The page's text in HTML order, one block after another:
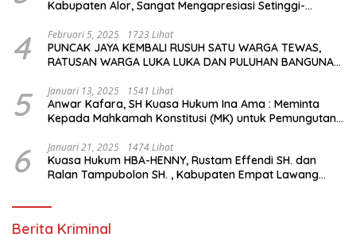
Kabupaten Alor, Sangat Mengapresiasi Setinggi-
dan Bapak Rey Mencabut Gugatannya ke MK
4 Februari 5, 2025 1723 Lihat
PUNCAK JAYA KEMBALI RUSUH SATU WARGA TEWAS,
RATUSAN WARGA LUKA LUKA DAN PULUHAN BANGUNAN
5 Januari 13, 2025 1541 Lihat
Anwar Kafara, SH Kuasa Hukum Ina Ama : Meminta
Kepada Mahkamah Konstitusi (MK) untuk Pemungutan
6 Januari 21, 2025 1474 Lihat
Kuasa Hukum HBA-HENNY, Rustam Effendi SH. dan
Ralan Tampubolon SH. , Kabupaten Empat Lawang
Berita Kriminal